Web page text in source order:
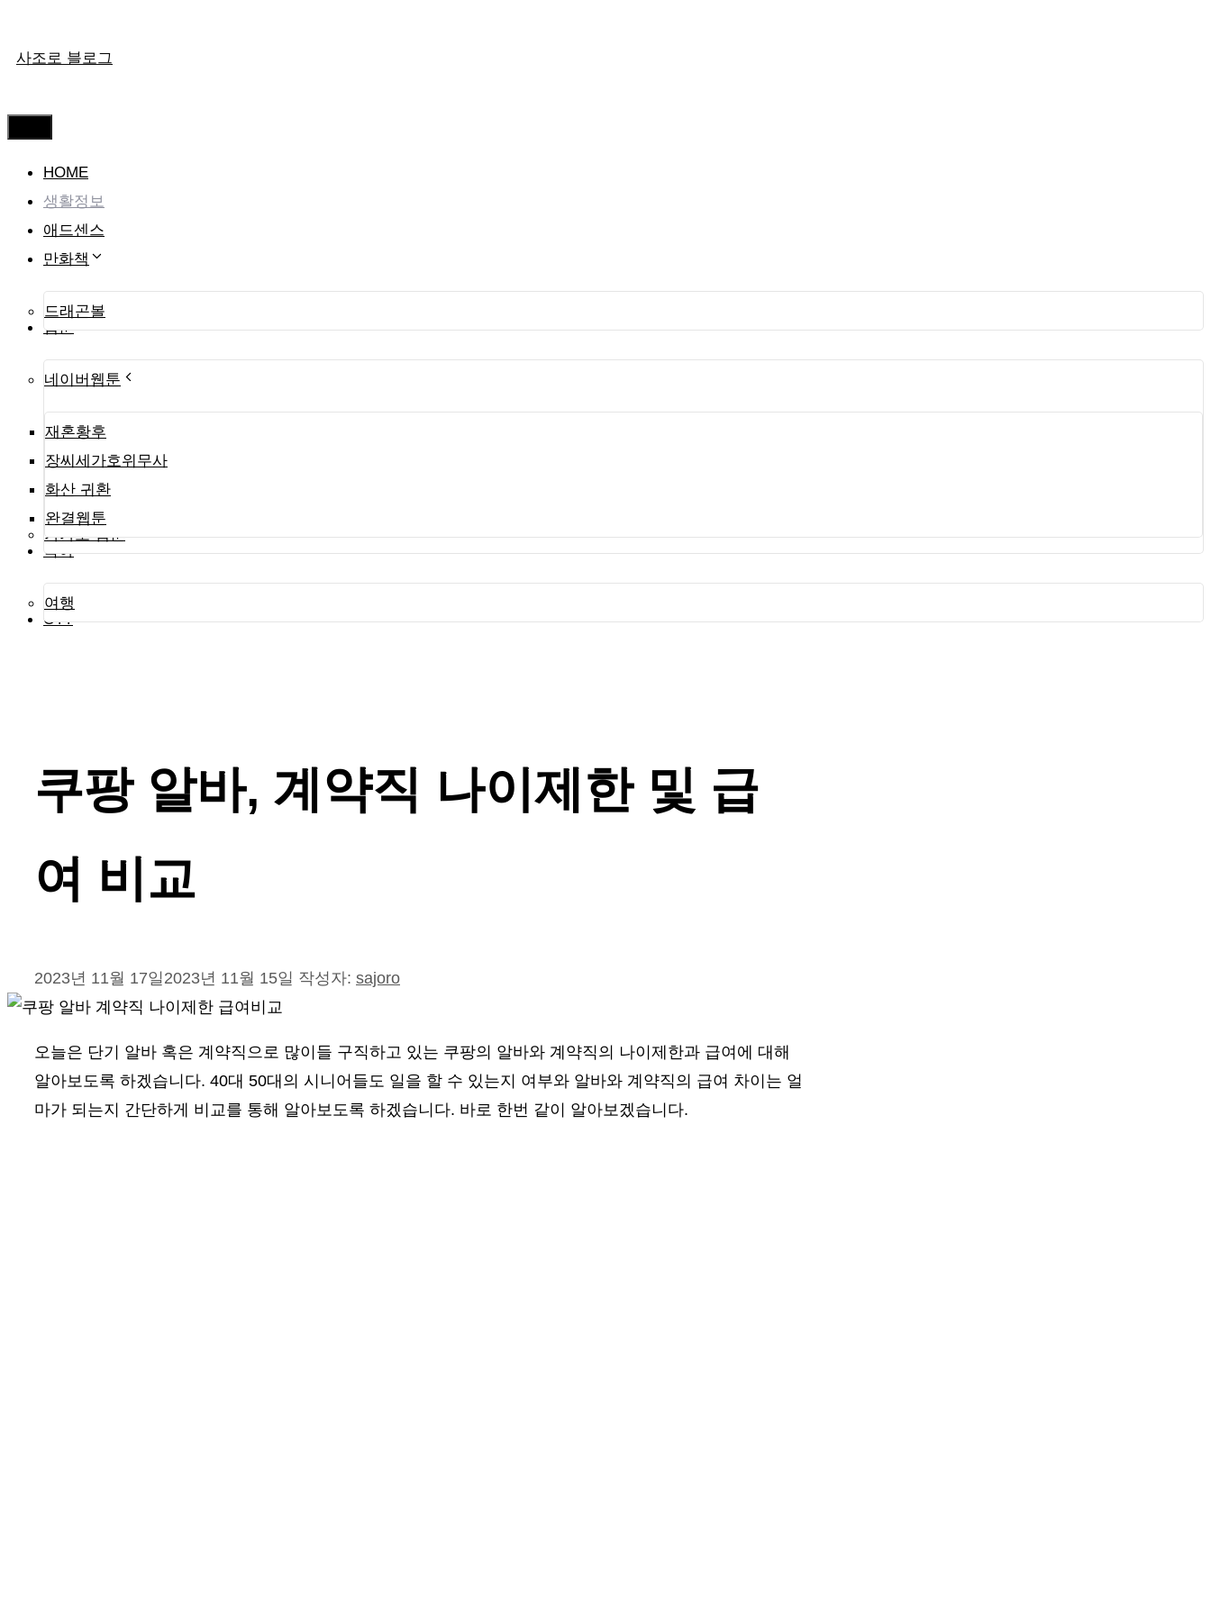
텐
사조로 블로그
HOME
생활정보
애드센스
만화책
드래곤볼
웹툰
네이버웹툰
재혼황후
장씨세가호위무사
화산 귀환
완결웹툰
카카오 웹툰
육아
여행
OTT
쿠팡 알바, 계약직 나이제한 및 급
여 비교
2023년 11월 17일 2023년 11월 15일 작성자: sajoro
오늘은 단기 알바 혹은 계약직으로 많이들 구직하고 있는 쿠팡의 알바와 계약직의 나이제한과 급여에 대해
알아보도록 하겠습니다. 40대 50대의 시니어들도 일을 할 수 있는지 여부와 알바와 계약직의 급여 차이는 얼
마가 되는지 간단하게 비교를 통해 알아보도록 하겠습니다. 바로 한번 같이 알아보겠습니다.